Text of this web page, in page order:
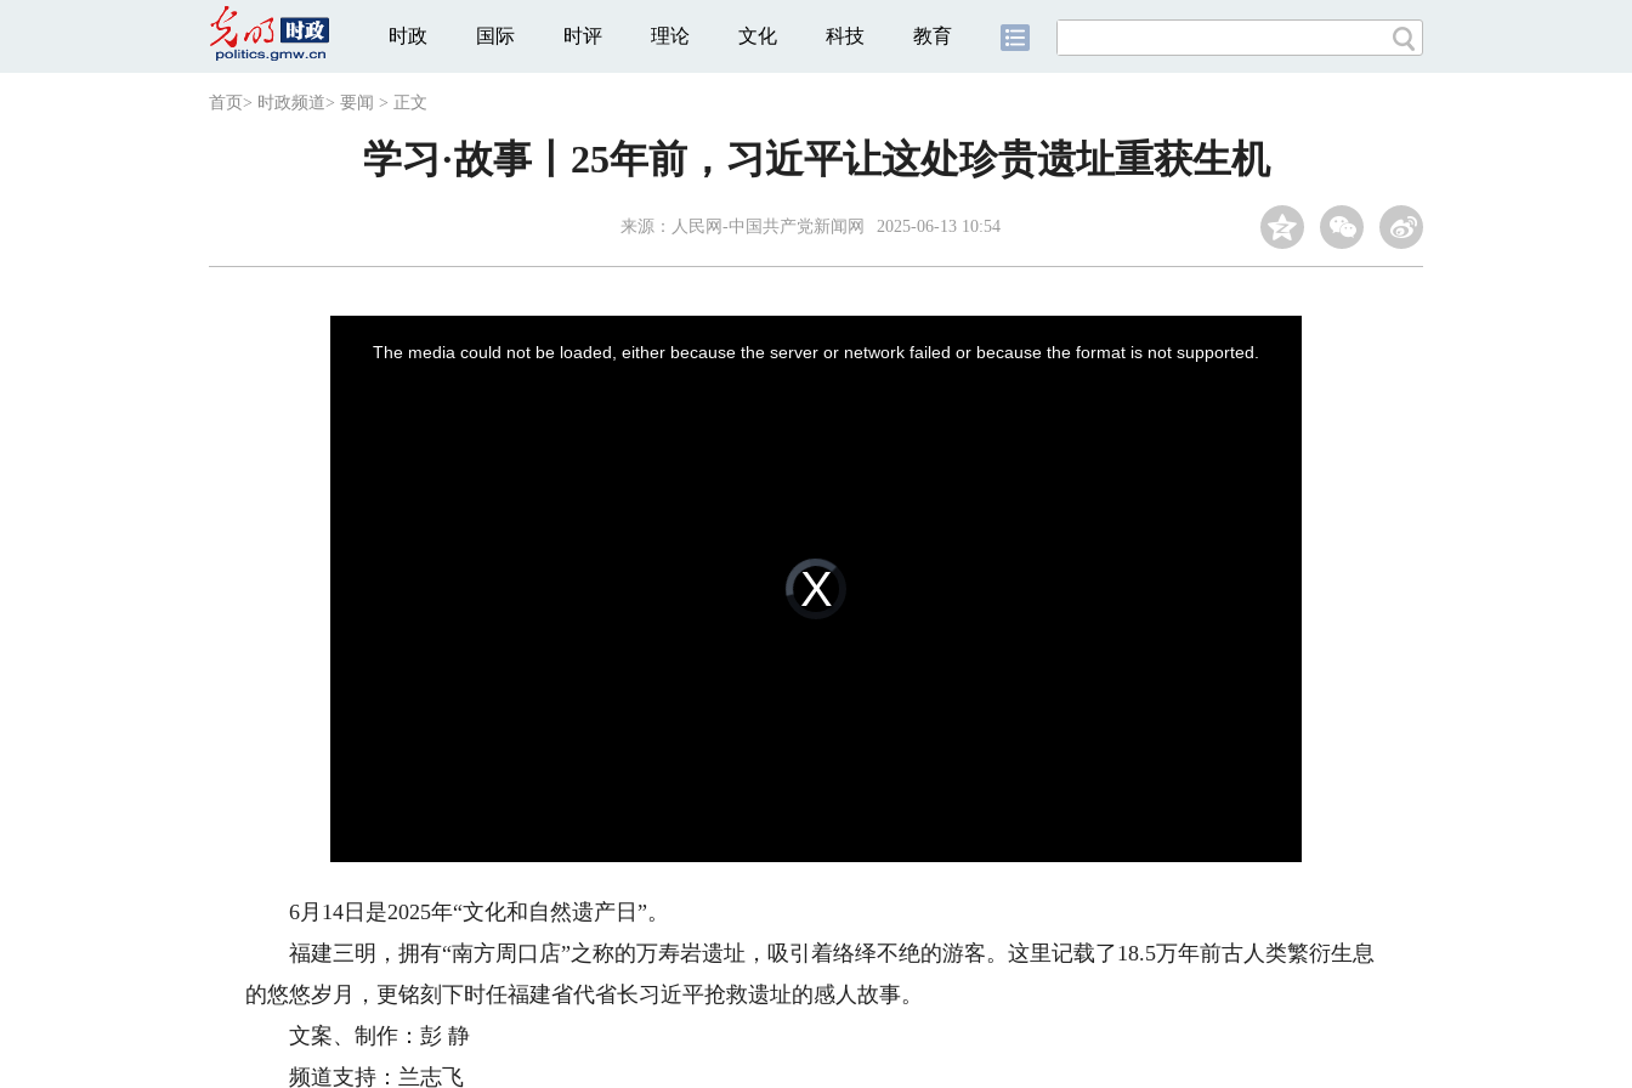
时政 国际 时评 理论 文化 科技 教育
首页 > 时政频道> 要闻 > 正文
学习·故事丨25年前，习近平让这处珍贵遗址重获生机
来源： 人民网-中国共产党新闻网 2025-06-13 10:54
Video
Player
loading.
The media could not be loaded, either because the server or network failed or because the format is not supported.
6月14日是2025年“文化和自然遗产日”。
福建三明，拥有“南方周口店”之称的万寿岩遗址，吸引着络绎不绝的游客。这里记载了18.5万年前古人类繁衍生息
的悠悠岁月，更铭刻下时任福建省代省长习近平抢救遗址的感人故事。
文案、制作：彭 静
频道支持：兰志飞